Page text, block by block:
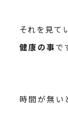
それを見て
健康の事で
時間が無い